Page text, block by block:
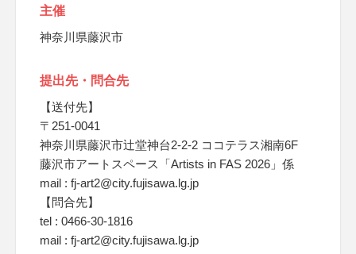
主催
神奈川県藤沢市
提出先・問合先
【送付先】
〒251-0041
神奈川県藤沢市辻堂神台2-2-2 ココテラス湘南6F
藤沢市アートスペース「Artists in FAS 2026」係
mail : fj-art2@city.fujisawa.lg.jp
【問合先】
tel : 0466-30-1816
mail : fj-art2@city.fujisawa.lg.jp